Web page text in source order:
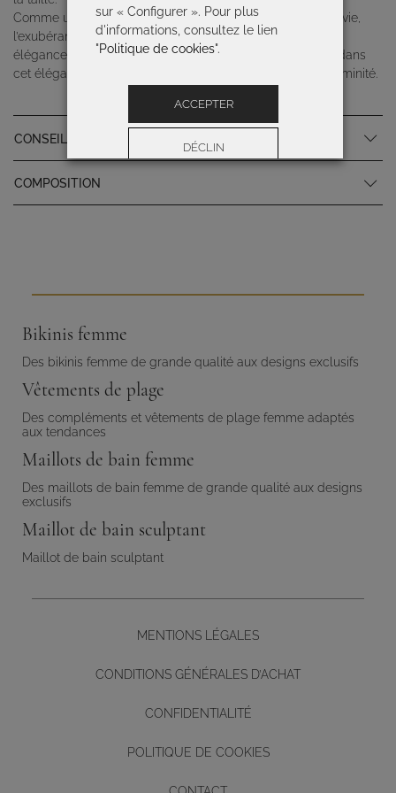
Comme un poème visuel dans lequel les roses prennent vie,
l’exubérante énergie d’un jardins en fleurs où beauté et
élégance naturelle se mêlent en harmonie, prend forme dans
cet élégant imprimé qui célèbre la passion et révèle la féminité.
CONSEILS D'ENTRETIEN
COMPOSITION
Bikinis femme
Des bikinis femme de grande qualité aux designs exclusifs
Vêtements de plage
Des compléments et vêtements de plage femme adaptés
aux tendances
Maillots de bain femme
Des maillots de bain femme de grande qualité aux designs
exclusifs
Maillot de bain sculptant
Maillot de bain sculptant
MENTIONS LÉGALES
CONDITIONS GÉNÉRALES D’ACHAT
CONFIDENTIALITÉ
POLITIQUE DE COOKIES
sur « Configurer ». Pour plus
d'informations, consultez le lien
"Politique de cookies".
ACCEPTER
DÉCLIN